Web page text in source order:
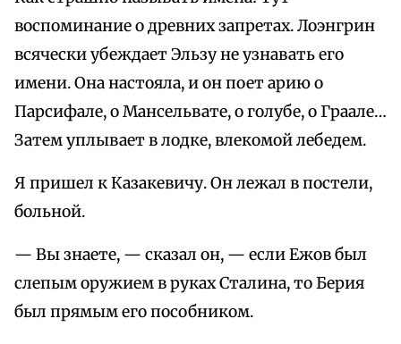
воспоминание о древних запретах. Лоэнгрин
всячески убеждает Эльзу не узнавать его
имени. Она настояла, и он поет арию о
Парсифале, о Мансельвате, о голубе, о Граале…
Затем уплывает в лодке, влекомой лебедем.
Я пришел к Казакевичу. Он лежал в постели,
больной.
— Вы знаете, — сказал он, — если Ежов был
слепым оружием в руках Сталина, то Берия
был прямым его пособником.